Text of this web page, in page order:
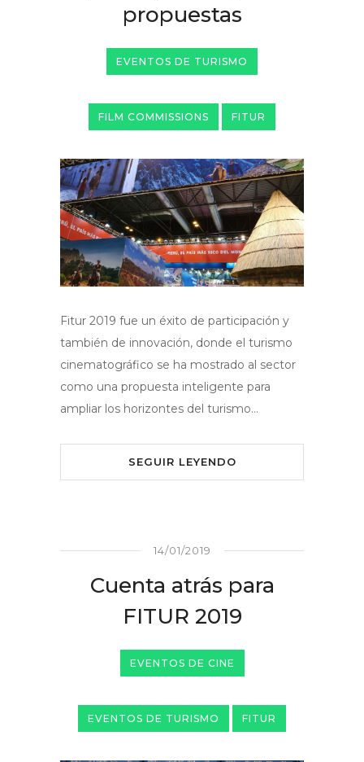
propuestas
EVENTOS DE TURISMO
FILM COMMISSIONS FITUR
Fitur 2019 fue un éxito de participación y
también de innovación, donde el turismo
cinematográfico se ha mostrado al sector
como una propuesta inteligente para
ampliar los horizontes del turismo…
SEGUIR LEYENDO
14/01/2019
Cuenta atrás para
FITUR 2019
EVENTOS DE CINE
EVENTOS DE TURISMO FITUR